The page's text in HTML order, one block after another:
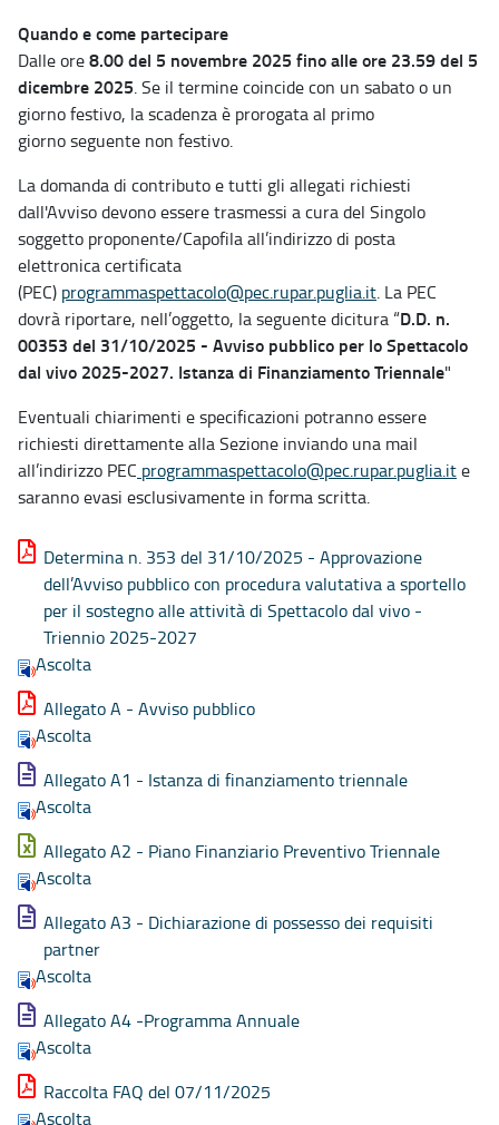
Quando e come partecipare
Dalle ore8.00 del 5 novembre 2025 fino alle ore 23.59 del 5
dicembre 2025. Se il termine coincide con un sabato o un
giorno festivo, la scadenza è prorogata al primo
giorno seguente non festivo.
La domanda di contributo e tutti gli allegati richiesti
dall'Avviso devono essere trasmessi a cura del Singolo
soggetto proponente/Capofila all’indirizzo di posta
elettronica certificata
(PEC) programmaspettacolo@pec.rupar.puglia.it. La PEC
dovrà riportare, nell’oggetto, la seguente dicitura “D.D. n.
00353 del 31/10/2025 - Avviso pubblico per lo Spettacolo
dal vivo 2025-2027. Istanza di Finanziamento Triennale"
Eventuali chiarimenti e specificazioni potranno essere
richiesti direttamente alla Sezione inviando una mail
all’indirizzo PEC programmaspettacolo@pec.rupar.puglia.ite
saranno evasi esclusivamente in forma scritta.
Determina n. 353 del 31/10/2025 - Approvazione
dell’Avviso pubblico con procedura valutativa a sportello
per il sostegno alle attività di Spettacolo dal vivo -
Triennio 2025-2027
Ascolta
Allegato A - Avviso pubblico
Ascolta
Allegato A1 - Istanza di finanziamento triennale
Ascolta
Allegato A2 - Piano Finanziario Preventivo Triennale
Ascolta
Allegato A3 - Dichiarazione di possesso dei requisiti
partner
Ascolta
Allegato A4 -Programma Annuale
Ascolta
Raccolta FAQ del 07/11/2025
Ascolta